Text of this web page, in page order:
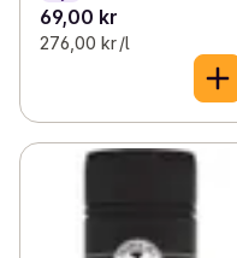
69,00 kr
276,00 kr /l